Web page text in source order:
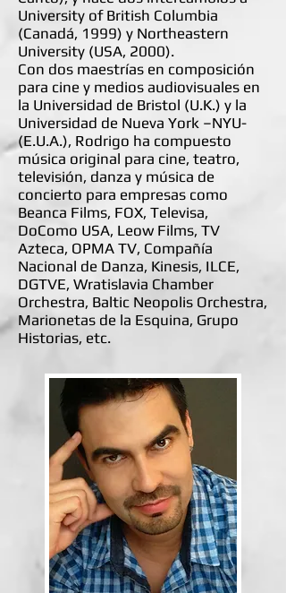
University of British Columbia
(Canadá, 1999) y Northeastern
University (USA, 2000).
Con dos maestrías en composición
para cine y medios audiovisuales en
la Universidad de Bristol (U.K.) y la
Universidad de Nueva York –NYU-
(E.U.A.), Rodrigo ha compuesto
música original para cine, teatro,
televisión, danza y música de
concierto para empresas como
Beanca Films, FOX, Televisa,
DoComo USA, Leow Films, TV
Azteca, OPMA TV, Compañía
Nacional de Danza, Kinesis, ILCE,
DGTVE, Wratislavia Chamber
Orchestra, Baltic Neopolis Orchestra,
Marionetas de la Esquina, Grupo
Historias, etc.